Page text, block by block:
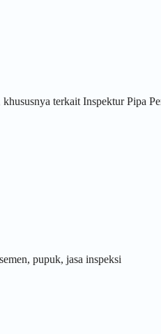
terkait Inspektur Pipa
pupuk, jasa inspeksi